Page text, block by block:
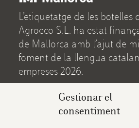
Gestionar el
consentiment
L’etiquetatge de les botelles
Agroeco S.L. ha estat
de Mallorca amb l’ajut de
foment de la llengua
empreses 2026.